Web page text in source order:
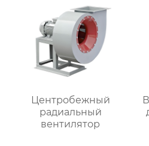
подходит для
современных
гражданских и
промышленных
объектов
Центробежный
радиальный
вентилятор